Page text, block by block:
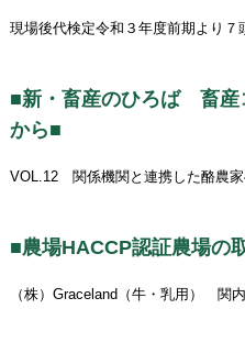
現場後代検定令和３年度前期より７
■新・畜産のひろば 畜産
から■
VOL.12 関係機関と連携した酪農
■農場HACCP認証農場の
（株）Graceland（牛・乳用） 関